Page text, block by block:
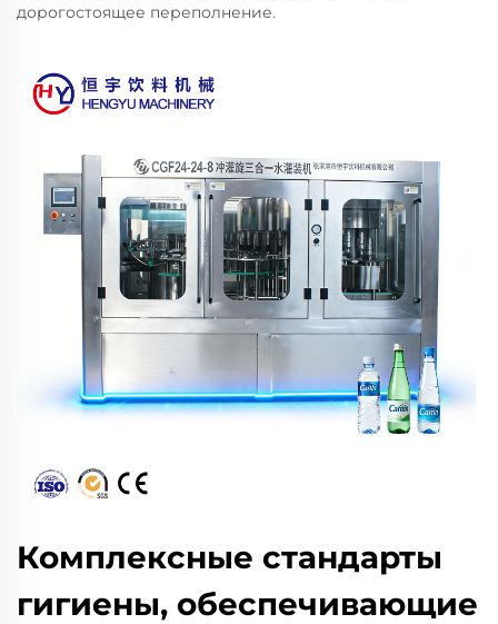
дорогостоящее переполнение.
Комплексные стандарты
гигиены, обеспечивающие